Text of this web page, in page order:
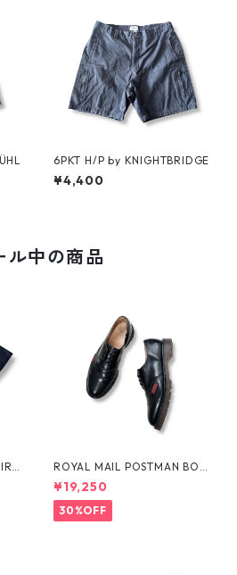
6PKT H/P by KNIGHTBRIDGE
¥4,400
ル中の商品
ROYAL MAIL POSTMAN BOO
TS by Dr.MARTENS
¥19,250
30%OFF